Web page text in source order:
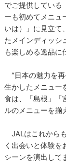
でご提供している
ーも初めてメニュ
いは）」に見立て
たメインディッシ
も楽しめる逸品に
“日本の魅力を
生かしたメニュー
食は、「島根」「
ルのメニューを揃
JALはこれから
く出会いと体験
シーンを演出して